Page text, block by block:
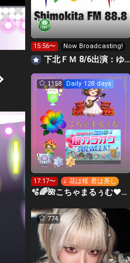
15:56〜 Now Broadcasting!
下北ＦＭ 8/6出演：ゆめ・みる＆髙村栞里 ほか
1158 Daily 128 days
17:17〜 ♪ 花は桜 君は美し
🫧🌈🌺こちゃまるぅむ❤☀️🪕育児中️🪄7周年🫧
774